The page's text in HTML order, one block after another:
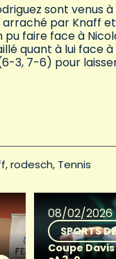
sont venus
par Knaff
faire face à
quant à lui face
3, 7-6) pour
rodesch Tennis
08/02/2026
SPORTS
Coupe Davis